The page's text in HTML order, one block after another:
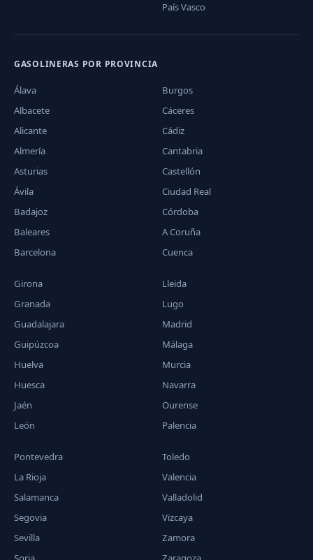
País Vasco
GASOLINERAS POR PROVINCIA
Álava
Albacete
Alicante
Almería
Asturias
Ávila
Badajoz
Baleares
Barcelona
Burgos
Cáceres
Cádiz
Cantabria
Castellón
Ciudad Real
Córdoba
A Coruña
Cuenca
Girona
Granada
Guadalajara
Guipúzcoa
Huelva
Huesca
Jaén
León
Lleida
Lugo
Madrid
Málaga
Murcia
Navarra
Ourense
Palencia
Pontevedra
La Rioja
Salamanca
Segovia
Sevilla
Toledo
Valencia
Valladolid
Vizcaya
Zamora